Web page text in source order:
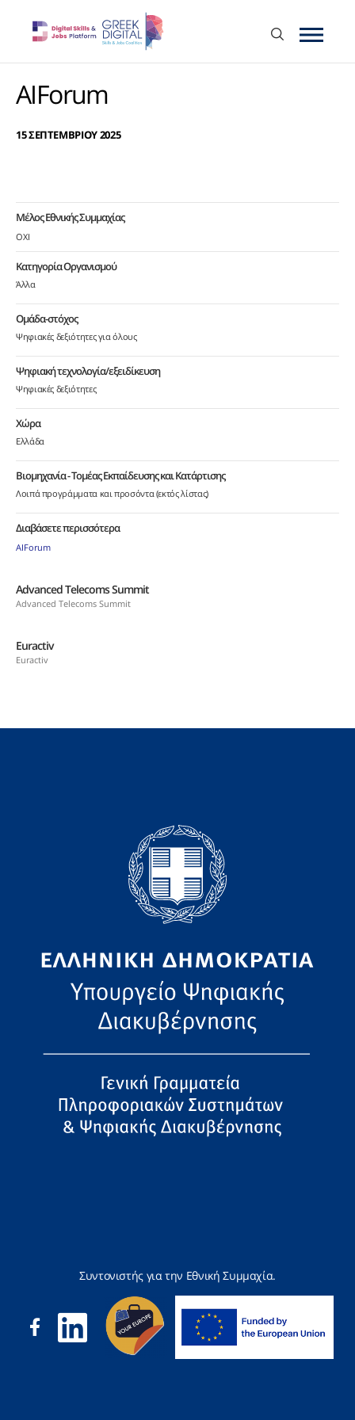
AIForum
15 ΣΕΠΤΕΜΒΡΙΟΥ 2025
Μέλος Εθνικής Συμμαχίας
ΟΧΙ
Κατηγορία Οργανισμού
Άλλα
Ομάδα-στόχος
Ψηφιακές δεξιότητες για όλους
Ψηφιακή τεχνολογία/εξειδίκευση
Ψηφιακές δεξιότητες
Χώρα
Ελλάδα
Βιομηχανία - Τομέας Εκπαίδευσης και Κατάρτισης
Λοιπά προγράμματα και προσόντα (εκτός λίστας)
Διαβάσετε περισσότερα
AIForum
Advanced Telecoms Summit
Advanced Telecoms Summit
Euractiv
Euractiv
Συντονιστής για την Εθνική Συμμαχία.